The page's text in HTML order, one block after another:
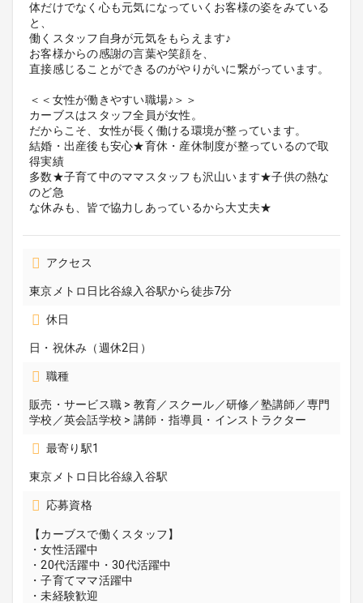
体だけでなく心も元気になっていくお客様の姿をみている
と、
働くスタッフ自身が元気をもらえます♪
お客様からの感謝の言葉や笑顔を、
直接感じることができるのがやりがいに繋がっています。
＜＜女性が働きやすい職場♪＞＞
カーブスはスタッフ全員が女性。
だからこそ、女性が長く働ける環境が整っています。
結婚・出産後も安心★育休・産休制度が整っているので取
得実績
多数★子育て中のママスタッフも沢山います★子供の熱な
のど急
な休みも、皆で協力しあっているから大丈夫★
アクセス
東京メトロ日比谷線入谷駅から徒歩7分
休日
日・祝休み（週休2日）
職種
販売・サービス職 > 教育／スクール／研修／塾講師／専門
学校／英会話学校 > 講師・指導員・インストラクター
最寄り駅1
東京メトロ日比谷線入谷駅
応募資格
【カーブスで働くスタッフ】
・女性活躍中
・20代活躍中・30代活躍中
・子育てママ活躍中
・未経験歓迎